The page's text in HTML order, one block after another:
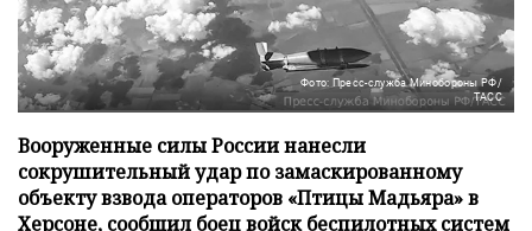
Фото: Пресс-служба Минобороны РФ/
ТАСС
Вооруженные силы России нанесли
сокрушительный удар по замаскированному
объекту взвода операторов «Птицы Мадьяра» в
Херсоне, сообщил боец войск беспилотных систем